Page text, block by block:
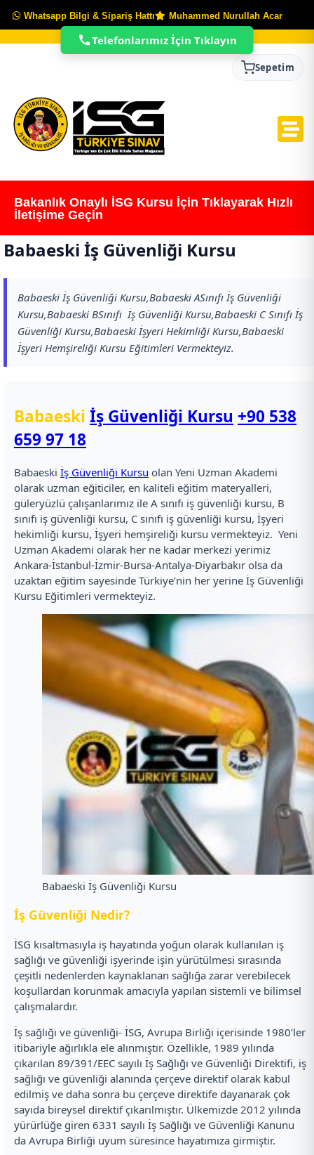
Whatsapp Bilgi & Sipariş Hattı Muhammed Nurullah Acar
Sepetim
Bakanlık Onaylı İSG Kursu İçin Tıklayarak Hızlı
İletişime Geçin
Babaeski İş Güvenliği Kursu
Babaeski İş Güvenliği Kursu,Babaeski ASınıfı İş Güvenliği
Kursu,Babaeski BSınıfı İş Güvenliği Kursu,Babaeski C Sınıfı İş
Güvenliği Kursu,Babaeski İşyeri Hekimliği Kursu,Babaeski
İşyeri Hemşireliği Kursu Eğitimleri Vermekteyiz.
Babaeski İş Güvenliği Kursu +90 538
659 97 18
Babaeski İş Güvenliği Kursu olan Yeni Uzman Akademi
olarak uzman eğiticiler, en kaliteli eğitim materyalleri,
güleryüzlü çalışanlarımız ile A sınıfı iş güvenliği kursu, B
sınıfı iş güvenliği kursu, C sınıfı iş güvenliği kursu, İşyeri
hekimliği kursu, İşyeri hemşireliği kursu vermekteyiz. Yeni
Uzman Akademi olarak her ne kadar merkezi yerimiz
Ankara-İstanbul-İzmir-Bursa-Antalya-Diyarbakır olsa da
uzaktan eğitim sayesinde Türkiye’nin her yerine İş Güvenliği
Kursu Eğitimleri vermekteyiz.
Babaeski İş Güvenliği Kursu
İş Güvenliği Nedir?
İSG kısaltmasıyla iş hayatında yoğun olarak kullanılan iş
sağlığı ve güvenliği işyerinde işin yürütülmesi sırasında
çeşitli nedenlerden kaynaklanan sağlığa zarar verebilecek
koşullardan korunmak amacıyla yapılan sistemli ve bilimsel
çalışmalardır.
İş sağlığı ve güvenliği- İSG, Avrupa Birliği içerisinde 1980’ler
itibariyle ağırlıkla ele alınmıştır. Özellikle, 1989 yılında
çıkarılan 89/391/EEC sayılı İş Sağlığı ve Güvenliği Direktifi, iş
sağlığı ve güvenliği alanında çerçeve direktif olarak kabul
edilmiş ve daha sonra bu çerçeve direktife dayanarak çok
sayıda bireysel direktif çıkarılmıştır. Ülkemizde 2012 yılında
yürürlüğe giren 6331 sayılı İş Sağlığı ve Güvenliği Kanunu
da Avrupa Birliği uyum süresince hayatımıza girmiştir.
Telefonlarımız İçin Tıklayın